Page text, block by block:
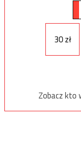
30 zł
Zobacz kto